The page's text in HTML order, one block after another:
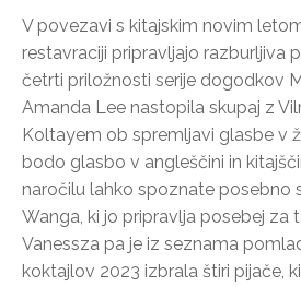
V povezavi s kitajskim novim
restavraciji pripravljajo razburljiva
četrti priložnosti serije dogodkov
Amanda Lee nastopila skupaj z
Koltayem ob spremljavi glasbe v
bodo glasbo v angleščini in
naročilu lahko spoznate posebno
Wanga, ki jo pripravlja posebej za
Vanessza pa je iz seznama
koktajlov 2023 izbrala štiri pijače,